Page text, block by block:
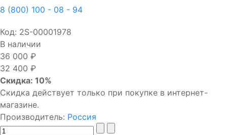
8 (800) 100 - 08 - 94
Код: 2S-00001978
В наличии
36 000 ₽
32 400 ₽
Скидка: 10%
Скидка действует только при покупке в интернет-
магазине.
Производитель: Россия